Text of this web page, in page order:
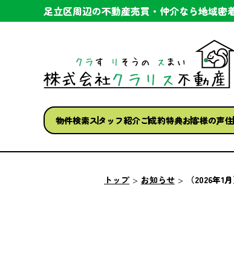
足立区周辺の不動産売買・仲介なら地域密
物件検索スタッフ紹介ご成約特典お客様の声
トップ
お知らせ （2026年1